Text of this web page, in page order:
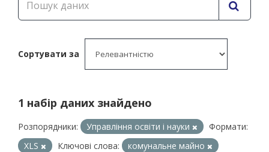
Сортувати за
1 набір даних знайдено
Розпорядники: Управління освіти і науки
Формати:
XLS
Ключові слова:
комунальне майно